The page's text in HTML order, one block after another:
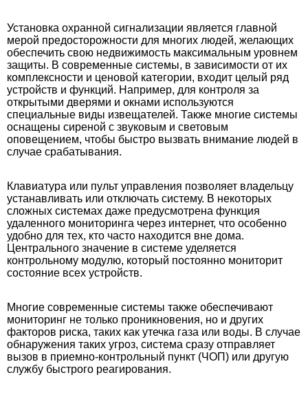
Установка охранной сигнализации является главной
мерой предосторожности для многих людей, желающих
обеспечить свою недвижимость максимальным уровнем
защиты. В современные системы, в зависимости от их
комплексности и ценовой категории, входит целый ряд
устройств и функций. Например, для контроля за
открытыми дверями и окнами используются
специальные виды извещателей. Также многие системы
оснащены сиреной с звуковым и световым
оповещением, чтобы быстро вызвать внимание людей в
случае срабатывания.
Клавиатура или пульт управления позволяет владельцу
устанавливать или отключать систему. В некоторых
сложных системах даже предусмотрена функция
удаленного мониторинга через интернет, что особенно
удобно для тех, кто часто находится вне дома.
Центрального значение в системе уделяется
контрольному модулю, который постоянно мониторит
состояние всех устройств.
Многие современные системы также обеспечивают
мониторинг не только проникновения, но и других
факторов риска, таких как утечка газа или воды. В случае
обнаружения таких угроз, система сразу отправляет
вызов в приемно-контрольный пункт (ЧОП) или другую
службу быстрого реагирования.